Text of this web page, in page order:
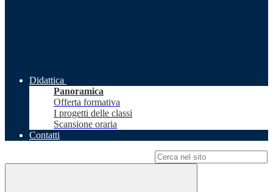
Didattica
Panoramica
Offerta formativa
I progetti delle classi
Scansione oraria
Contatti